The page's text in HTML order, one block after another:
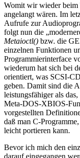
Womit wir wieder
angelangt wären. Im
Aufrufe zur
folgt nun die
Metaioctl() bzw. die
einzelnen Funktionen
Programmierinterface
wiederum hat sich bei
orientiert, was SCSI-
geben. Damit sind die
leistungsfähiger als
Meta-DOS-XBIOS-
vorgestellten
daß man C-
leicht portieren kann.
Bevor ich mich den
darauf eingegangen